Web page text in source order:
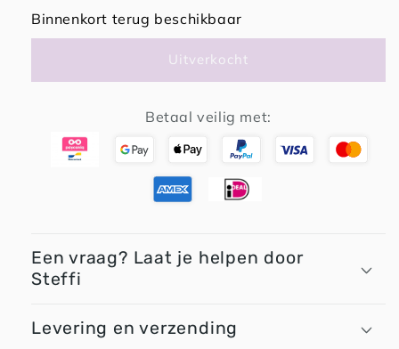
Yellow
vormstenen
Yellow
tactiele
vormstenen
Binnenkort terug beschikbaar
Uitverkocht
Betaal veilig met:
Een vraag? Laat je helpen door
Steffi
Levering en verzending